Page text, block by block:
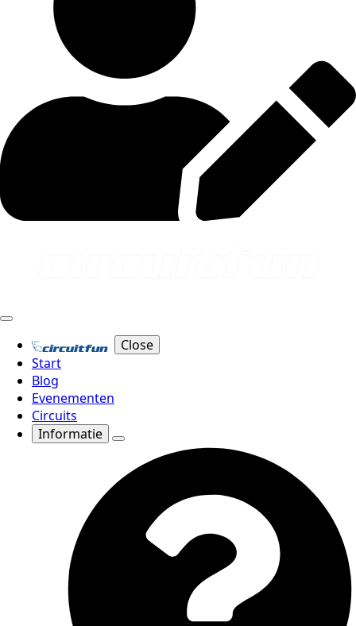
Close
Start
Blog
Evenementen
Circuits
Informatie